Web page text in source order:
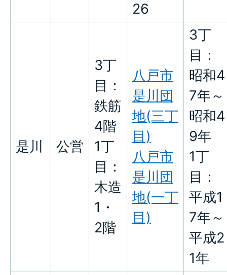
26
是川 公営
3丁
目：
鉄筋
4階
1丁
目：
木造
1・
2階
八戸市
是川団
地(三丁
目)
八戸市
是川団
地(一丁
目)
3丁
目：
昭和4
7年～
昭和4
9年
1丁
目：
平成1
7年～
平成2
1年